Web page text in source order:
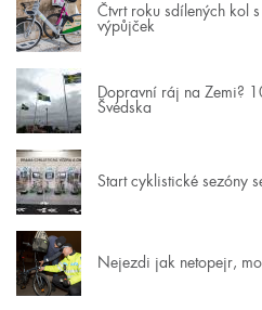
Čtvrt roku sdílených kol
výpůjček
Dopravní ráj na Zemi?
Švédska
Start cyklistické sezóny
Nejezdi jak netopejr,